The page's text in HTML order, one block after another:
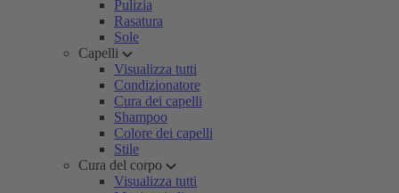
Pulizia
Rasatura
Sole
Capelli
Visualizza tutti
Condizionatore
Cura dei capelli
Shampoo
Colore dei capelli
Stile
Cura del corpo
Visualizza tutti